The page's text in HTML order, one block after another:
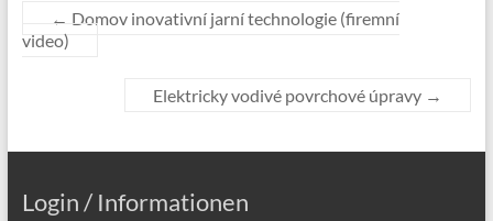
← Domov inovativní jarní technologie (firemní
video)
Elektricky vodivé povrchové úpravy →
Login / Informationen